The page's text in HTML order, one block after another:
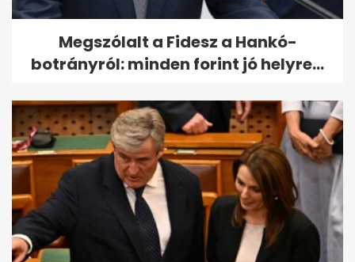
Megszólalt a Fidesz a Hankó-
botrányról: minden forint jó helyre...